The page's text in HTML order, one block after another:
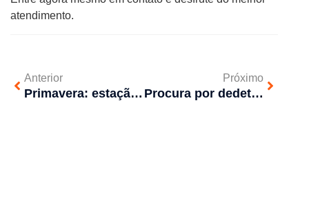
atendimento.
Anterior
Primavera: estação ideal para realizar a manutenção preventiva em redes de esgoto
Próximo
Procura por dedetização cresce com a chegada do verão